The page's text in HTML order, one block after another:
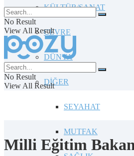
KÜLTÜR/SANAT
ÇEVRE
DÜNYA
DİĞER
SEYAHAT
MUTFAK
No Result
View All Result
No Result
View All Result
Milli Eğitim